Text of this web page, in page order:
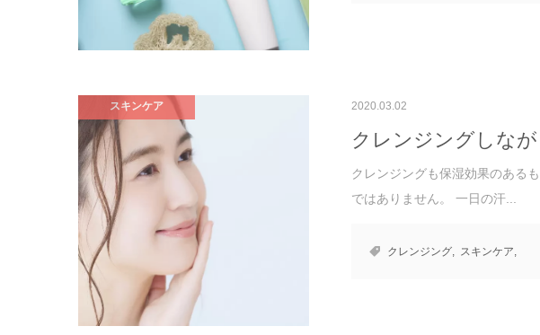
スキンケア 2020.03.02
クレンジングしな
クレンジングも保湿効果のある
ではありません。 一日の汗...
クレンジング, スキンケア,